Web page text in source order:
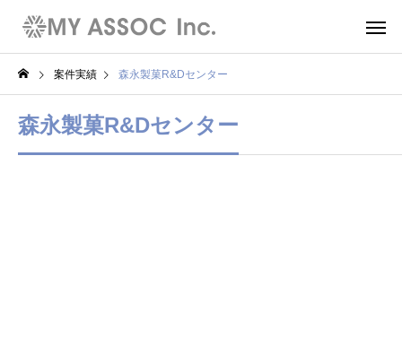
案件実績 森永製菓R&Dセンター
森永製菓R&Dセンター